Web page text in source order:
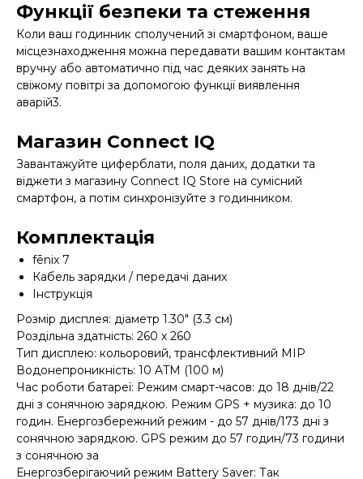
Функції безпеки та стеження
Коли ваш годинник сполучений зі смартфоном, ваше
місцезнаходження можна передавати вашим контактам
вручну або автоматично під час деяких занять на
свіжому повітрі за допомогою функції виявлення
аварій3.
Магазин Connect IQ
Завантажуйте циферблати, поля даних, додатки та
віджети з магазину Connect IQ Store на сумісний
смартфон, а потім синхронізуйте з годинником.
Комплектація
fēnix 7
Кабель зарядки / передачі даних
Інструкція
Розмір дисплея: діаметр 1.30" (3.3 см)
Роздільна здатність: 260 x 260
Тип дисплею: кольоровий, трансфлективний MIP
Водонепроникність: 10 ATM (100 м)
Час роботи батареї: Режим смарт-часов: до 18 днів/22
дні з сонячною зарядкою. Режим GPS + музика: до 10
годин. Енергозбережний режим - до 57 днів/173 дні з
сонячною зарядкою. GPS режим до 57 годин/73 години
з сонячною за
Енергозберігаючий режим Battery Saver: Так